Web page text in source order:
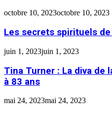
octobre 10, 2023octobre 10, 2023
Les secrets spirituels
juin 1, 2023juin 1, 2023
Tina Turner : La diva de
à 83 ans
mai 24, 2023mai 24, 2023